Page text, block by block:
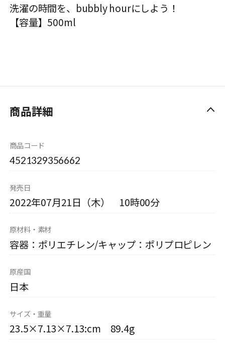
洗濯の時間を、bubbly hourにしよう！
【容量】500ml
商品詳細
商品コード
4521329356662
発売日
2022年07月21日（木） 10時00分
原材料・素材
容器：ポリエチレン/キャップ：ポリプロピレン
原産国
日本
サイズ・重量
23.5×7.13×7.13:cm 89.4g